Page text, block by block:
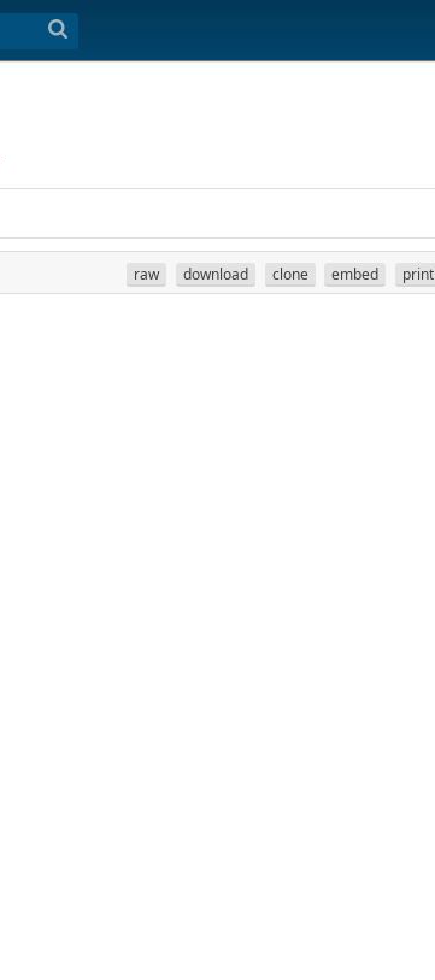
raw download clone embed print